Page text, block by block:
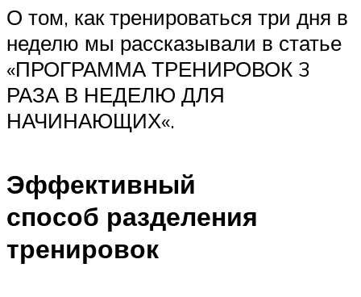
О том, как тренироваться три дня в
неделю мы рассказывали в статье
«ПРОГРАММА ТРЕНИРОВОК 3
РАЗА В НЕДЕЛЮ ДЛЯ
НАЧИНАЮЩИХ«.
Эффективный
способ разделения
тренировок